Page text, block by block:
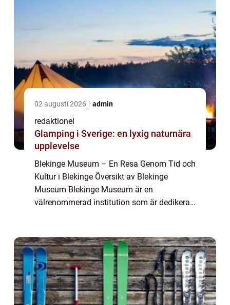
02 augusti 2026 admin
redaktionel
Glamping i Sverige: en lyxig naturnära
upplevelse
Blekinge Museum – En Resa Genom Tid och
Kultur i Blekinge Översikt av Blekinge
Museum Blekinge Museum är en
välrenommerad institution som är dedikerad
Karlsh...